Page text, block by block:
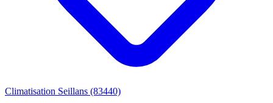
Climatisation Seillans (83440)